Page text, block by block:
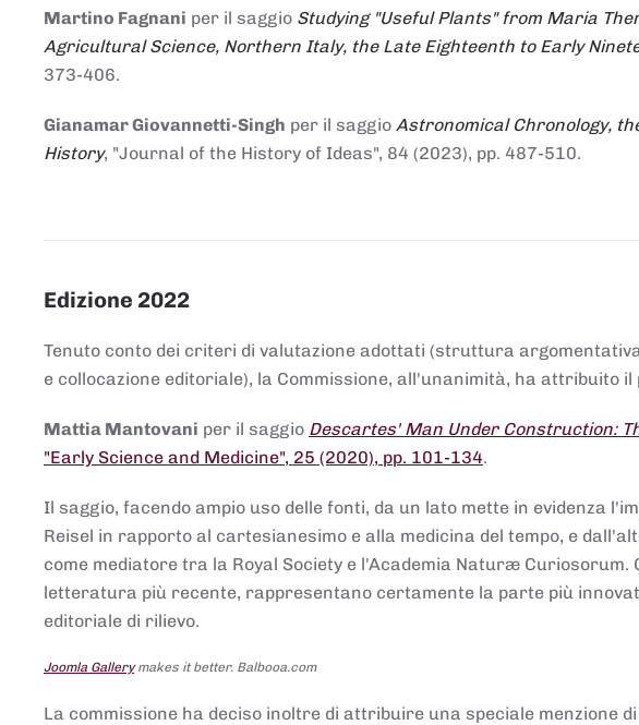
Martino Fagnani per il saggio Studying "Useful Plants" from Maria
Agricultural Science, Northern Italy, the Late Eighteenth to Early
373-406.
Gianamar Giovannetti-Singh per il saggio Astronomical Chronology,
History, "Journal of the History of Ideas", 84 (2023), pp. 487-510.
Edizione 2022
Tenuto conto dei criteri di valutazione adottati (struttura
e collocazione editoriale), la Commissione, all'unanimità, ha attribuito il
Mattia Mantovani per il saggio Descartes' Man Under Construction:
"Early Science and Medicine", 25 (2020), pp. 101-134.
Il saggio, facendo ampio uso delle fonti, da un lato mette in evidenza
Reisel in rapporto al cartesianesimo e alla medicina del tempo, e
come mediatore tra la Royal Society e l'Academia Naturæ
letteratura più recente, rappresentano certamente la parte più
editoriale di rilievo.
Joomla Gallerymakes it better. Balbooa.com
La commissione ha deciso inoltre di attribuire una speciale menzione